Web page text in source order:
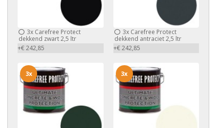
3x Carefree Protect
dekkend zwart 2,5 ltr
+€ 242,85
3xCarefree Protect
dekkend antraciet 2,5 ltr
+€ 242,85
3x 3x